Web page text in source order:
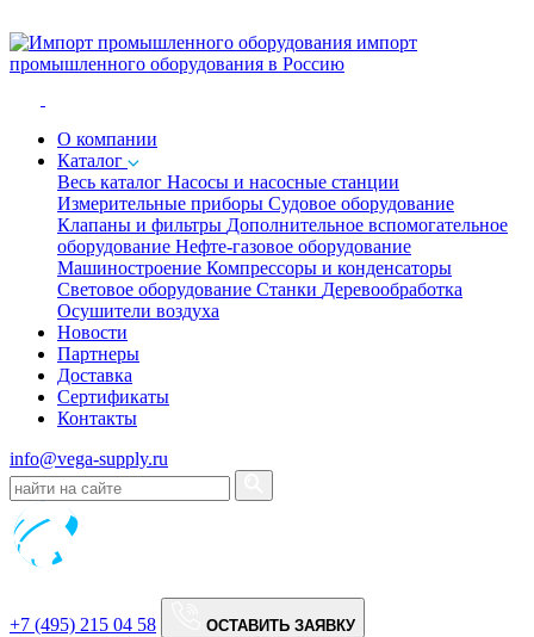
импорт
промышленного оборудования в Россию
O компании
Каталог
Весь каталог Насосы и насосные станции
Измерительные приборы Судовое оборудование
Клапаны и фильтры Дополнительное вспомогательное
оборудование Нефте-газовое оборудование
Машиностроение Компрессоры и конденсаторы
Световое оборудование Станки Деревообработка
Осушители воздуха
Новости
Партнеры
Доставка
Сертификаты
Контакты
info@vega-supply.ru
+7 (495) 215 04 58 ОСТАВИТЬ ЗАЯВКУ